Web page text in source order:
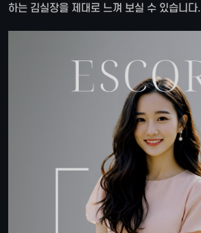
하는 김실장을 제대로 느껴 보실 수 있습니다.